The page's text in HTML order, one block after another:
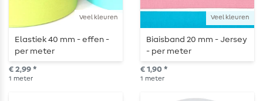
Veel kleuren
Elastiek 40 mm - effen -
per meter
€ 2,99 *
1 meter
Veel kleuren
Biaisband 20 mm - Jersey
- per meter
€ 1,90 *
1 meter